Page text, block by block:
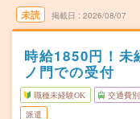
未読 掲載日 2026/08/07
時給1850円！
ノ門での受付
職種未経験OK 交通費
派遣